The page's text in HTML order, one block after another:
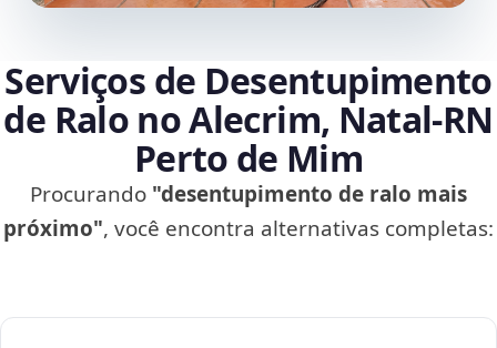
Serviços de Desentupimento
de Ralo no Alecrim, Natal‑RN
Perto de Mim
Procurando "desentupimento de ralo mais
próximo", você encontra alternativas completas: